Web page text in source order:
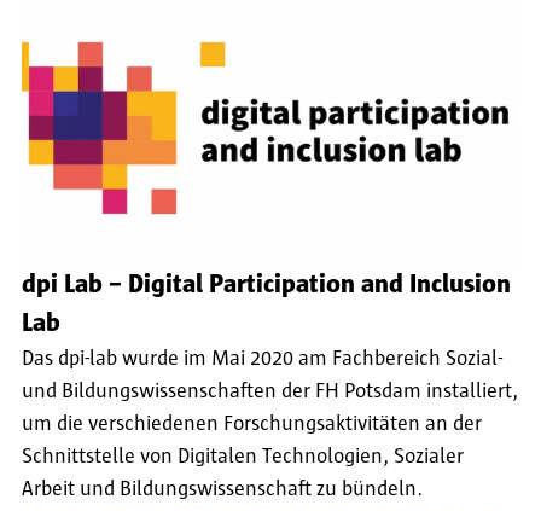
dpi Lab – Digital Participation and Inclusion
Lab
Das dpi-lab wurde im Mai 2020 am Fachbereich Sozial-
und Bildungswissenschaften der FH Potsdam installiert,
um die verschiedenen Forschungsaktivitäten an der
Schnittstelle von Digitalen Technologien, Sozialer
Arbeit und Bildungswissenschaft zu bündeln.